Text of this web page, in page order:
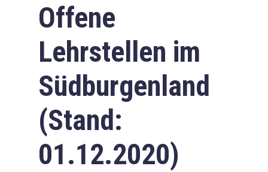
Offene
Lehrstellen im
Südburgenland
(Stand:
01.12.2020)